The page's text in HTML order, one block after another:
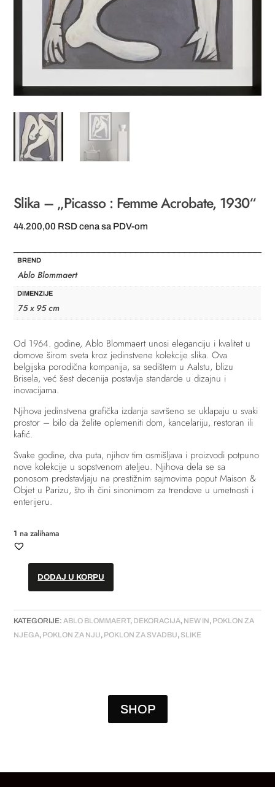
Slika – „Picasso : Femme Acrobate, 1930“
44.200,00 RSD cena sa PDV-om
BREND
Ablo Blommaert
DIMENZIJE
75 x 95 cm
Od 1964. godine, Ablo Blommaert unosi eleganciju i kvalitet u
domove širom sveta kroz jedinstvene kolekcije slika. Ova
belgijska porodična kompanija, sa sedištem u Aalstu, blizu
Brisela, već šest decenija postavlja standarde u dizajnu i
inovacijama.
Njihova jedinstvena grafička izdanja savršeno se uklapaju u svaki
prostor – bilo da želite oplemeniti dom, kancelariju, restoran ili
kafić.
Svake godine, dva puta, njihov tim osmišljava i proizvodi potpuno
nove kolekcije u sopstvenom ateljeu. Njihova dela se sa
ponosom predstavljaju na prestižnim sajmovima poput Maison &
Objet u Parizu, što ih čini sinonimom za trendove u umetnosti i
enterijeru.
1 na zalihama
"Picasso
:
Femme
DODAJ U KORPU
KATEGORIJE:ABLO BLOMMAERT, DEKORACIJA, NEW IN, POKLON ZA
NJEGA, POKLON ZA NJU, POKLON ZA SVADBU, SLIKE
SHOP